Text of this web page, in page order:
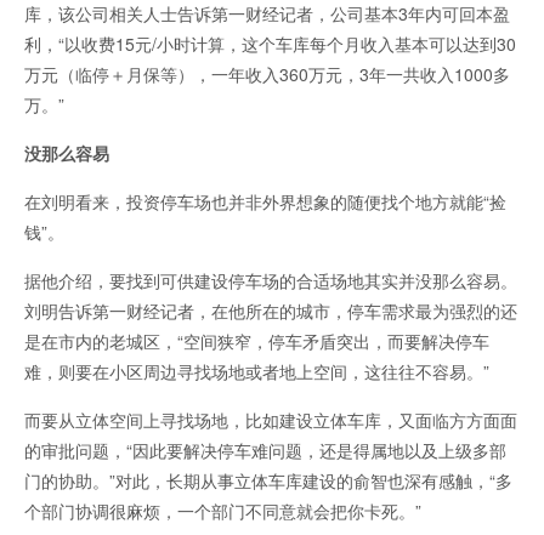
库，该公司相关人士告诉第一财经记者，公司基本3年内可回本盈
利，“以收费15元/小时计算，这个车库每个月收入基本可以达到30
万元（临停＋月保等），一年收入360万元，3年一共收入1000多
万。”
没那么容易
在刘明看来，投资停车场也并非外界想象的随便找个地方就能“捡
钱”。
据他介绍，要找到可供建设停车场的合适场地其实并没那么容易。
刘明告诉第一财经记者，在他所在的城市，停车需求最为强烈的还
是在市内的老城区，“空间狭窄，停车矛盾突出，而要解决停车
难，则要在小区周边寻找场地或者地上空间，这往往不容易。”
而要从立体空间上寻找场地，比如建设立体车库，又面临方方面面
的审批问题，“因此要解决停车难问题，还是得属地以及上级多部
门的协助。”对此，长期从事立体车库建设的俞智也深有感触，“多
个部门协调很麻烦，一个部门不同意就会把你卡死。”